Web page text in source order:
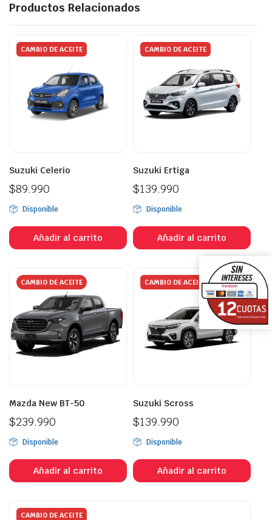
Productos Relacionados
CAMBIO DE ACEITE
Suzuki Celerio
$89.990
Disponible
Añadir al carrito
CAMBIO DE ACEITE
Suzuki Ertiga
$139.990
Disponible
Añadir al carrito
CAMBIO DE ACEITE
Mazda New BT-50
$239.990
Disponible
Añadir al carrito
CAMBIO DE ACEITE
Suzuki Scross
$139.990
Disponible
Añadir al carrito
CAMBIO DE ACEITE